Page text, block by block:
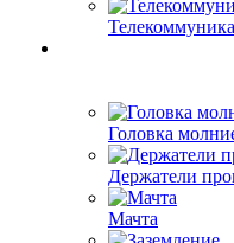
Головка
Держатели
Мачта